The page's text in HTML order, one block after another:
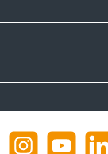
Instagram YouTube